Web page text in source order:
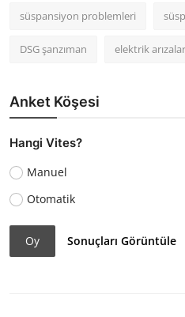
süspansiyon problemleri
DSG şanzıman elektrik
Anket Köşesi
Hangi Vites?
Manuel
Otomatik
Oy Sonuçları Görüntüle